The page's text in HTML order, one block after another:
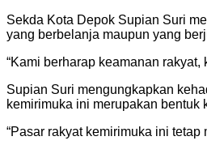
Sekda Kota Depok Supian Suri
yang berbelanja maupun yang
“Kami berharap keamanan
Supian Suri mengungkapkan
kemirimuka ini merupakan
“Pasar rakyat kemirimuka ini